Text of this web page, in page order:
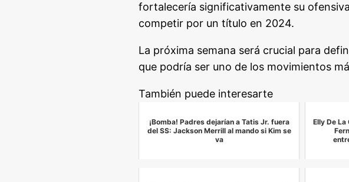
fortalecería significativamente su
competir por un título en 2024.
La próxima semana será crucial para
que podría ser uno de los movimientos
También puede interesarte
¡Bomba! Padres dejarían a Tatis Jr. fuera
del SS: Jackson Merrill al mando si Kim se
va
Elly De